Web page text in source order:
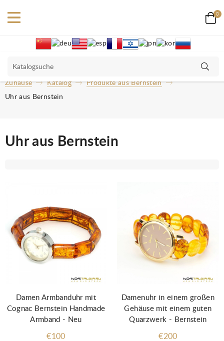
0
Zuhause Katalog
Produkte aus Bernstein
Uhr aus Bernstein
Uhr aus Bernstein
Damen Armbanduhr mit
Cognac Bernstein Handmade
Armband - Neu
€100
Damenuhr in einem großen
Gehäuse mit einem guten
Quarzwerk - Bernstein
€200